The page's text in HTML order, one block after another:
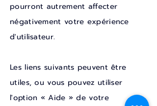
pourront autrement affecter
négativement votre expérience
d'utilisateur.
Les liens suivants peuvent être
utiles, ou vous pouvez utiliser
l'option « Aide » de votre